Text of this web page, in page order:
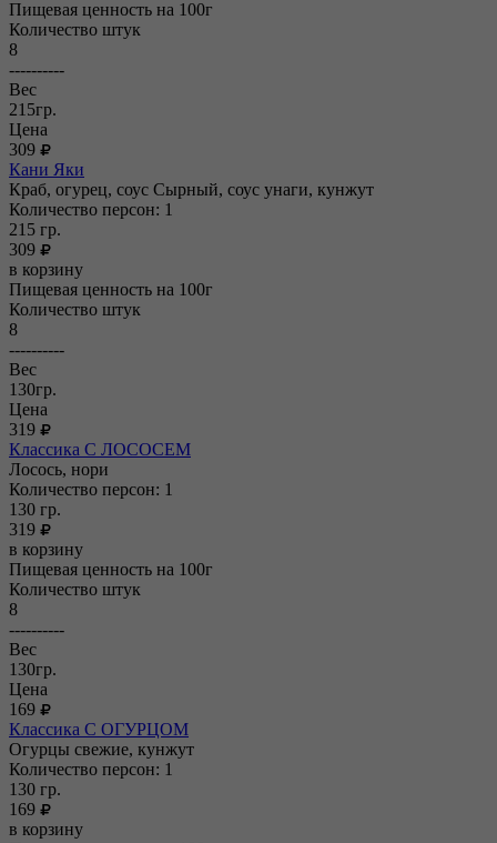
Пищевая ценность на 100г
Количество штук
8
----------
Вес
215гр.
Цена
309
Кани Яки
Краб, огурец, соус Сырный, соус унаги, кунжут
Количество персон: 1
215 гр.
309
в корзину
Пищевая ценность на 100г
Количество штук
8
----------
Вес
130гр.
Цена
319
Классика С ЛОСОСЕМ
Лосось, нори
Количество персон: 1
130 гр.
319
в корзину
Пищевая ценность на 100г
Количество штук
8
----------
Вес
130гр.
Цена
169
Классика С ОГУРЦОМ
Огурцы свежие, кунжут
Количество персон: 1
130 гр.
169
в корзину